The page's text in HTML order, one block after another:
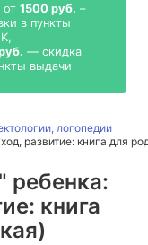
от 1500 руб. –
в пункты
— скидка
выдачи
логопедии
развитие: книга для
ребенка:
книга